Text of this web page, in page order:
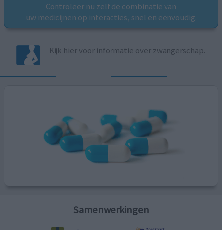
Controleer nu zelf de combinatie van
uw medicijnen op interacties, snel en eenvoudig.
Kijk hier voor informatie over zwangerschap.
Samenwerkingen